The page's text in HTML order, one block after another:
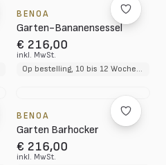
BENOA
Garten-Bananensessel
€ 216,00
inkl. MwSt.
Op bestelling, 10 bis 12 Wochen Lieferzeit
BENOA
Garten Barhocker
€ 216,00
inkl. MwSt.